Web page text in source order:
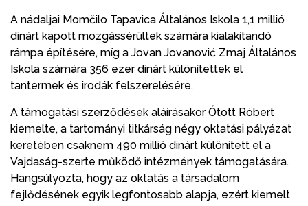
A nádaljai Momčilo Tapavica Általános Iskola 1,1 millió
dinárt kapott mozgássérültek számára kialakítandó
rámpa építésére, míg a Jovan Jovanović Zmaj Általános
Iskola számára 356 ezer dinárt különítettek el
tantermek és irodák felszerelésére.
A támogatási szerződések aláírásakor Ótott Róbert
kiemelte, a tartományi titkárság négy oktatási pályázat
keretében csaknem 490 millió dinárt különített el a
Vajdaság-szerte működő intézmények támogatására.
Hangsúlyozta, hogy az oktatás a társadalom
fejlődésének egyik legfontosabb alapja, ezért kiemelt